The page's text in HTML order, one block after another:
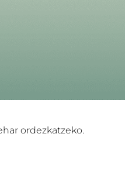
ordezkatzeko.